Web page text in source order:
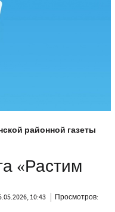
районной газеты
«Растим
10:43
Просмотров: